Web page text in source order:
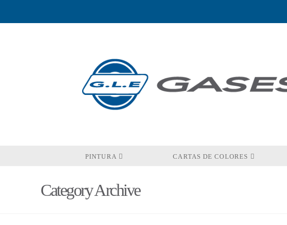
PINTURA CARTAS DE COLORES
Category Archive